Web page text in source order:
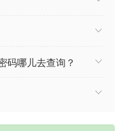
码哪儿去查询？